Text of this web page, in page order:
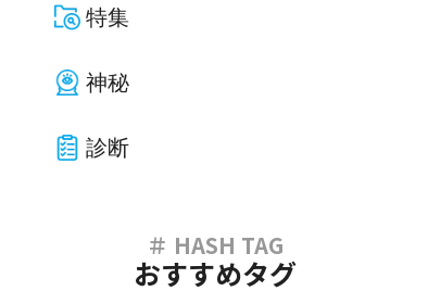
特集
神秘
診断
おすすめタグ